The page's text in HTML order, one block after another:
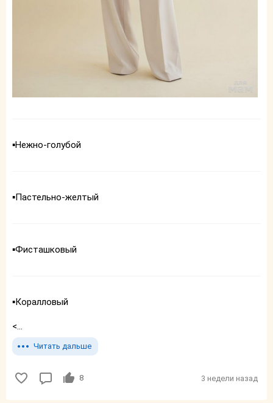
▪️Нежно-голубой
▪️Пастельно-желтый
▪️Фисташковый
▪️Коралловый
<...
Читать дальше
8 3 недели назад